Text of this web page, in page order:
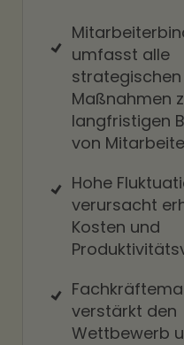
umfasst alle
strategischen
Maßnahmen
langfristigen
von
Hohe
verursacht
Kosten und
verstärkt den
Wettbewerb